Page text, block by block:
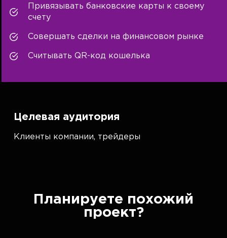
Привязывать банковские карты к своему
счету
Совершать сделки на финансовом рынке
Считывать QR-код кошелька
Целевая аудитория
Клиенты компании, трейдеры
Планируете похожий
проект?